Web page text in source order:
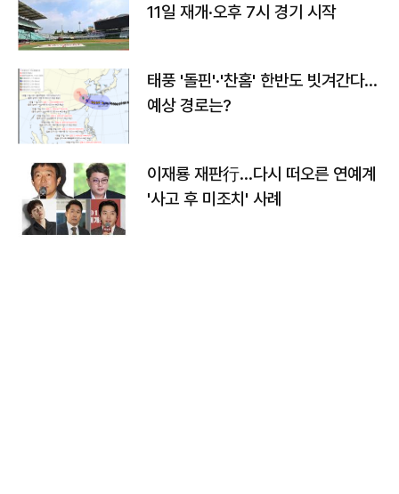
11일 재개·오후 7시 경기 시작
태풍 '돌핀'·'찬홈' 한반도 빗겨간다…
예상 경로는?
이재룡 재판行…다시 떠오른 연예계
'사고 후 미조치' 사례